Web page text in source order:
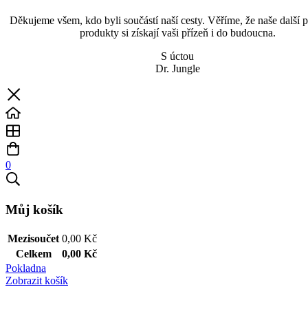
Děkujeme všem, kdo byli součástí naší cesty. Věříme, že naše další
produkty si získají vaši přízeň i do budoucna.
S úctou
Dr. Jungle
0
Můj košík
Mezisoučet 0,00 Kč
Celkem
0,00 Kč
Pokladna
Zobrazit košík